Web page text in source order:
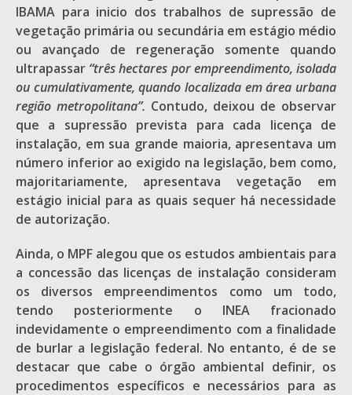
IBAMA para inicio dos trabalhos de supressão de
vegetação primária ou secundária em estágio médio
ou avançado de regeneração somente quando
ultrapassar “três hectares por empreendimento, isolada
ou cumulativamente, quando localizada em área urbana
região metropolitana”. Contudo, deixou de observar
que a supressão prevista para cada licença de
instalação, em sua grande maioria, apresentava um
número inferior ao exigido na legislação, bem como,
majoritariamente, apresentava vegetação em
estágio inicial para as quais sequer há necessidade
de autorização.
Ainda, o MPF alegou que os estudos ambientais para
a concessão das licenças de instalação consideram
os diversos empreendimentos como um todo,
tendo posteriormente o INEA fracionado
indevidamente o empreendimento com a finalidade
de burlar a legislação federal. No entanto, é de se
destacar que cabe o órgão ambiental definir, os
procedimentos específicos e necessários para as